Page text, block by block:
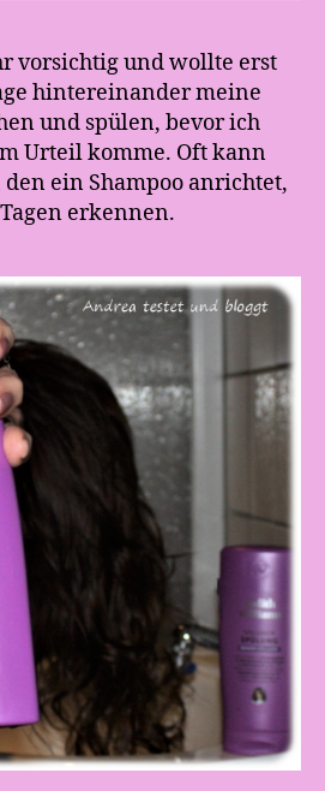
vorsichtig und wollte erst
hintereinander meine
und spülen, bevor ich
Urteil komme. Oft kann
ein Shampoo anrichtet,
erkennen.